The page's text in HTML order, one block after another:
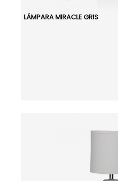
LÁMPARA MIRACLE GRIS